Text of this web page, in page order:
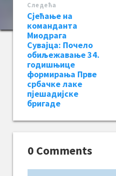
Следећa
Сјећање на
команданта
Миодрага
Сувајца: Почело
обиљежавање 34.
годишњице
формирања Прве
србачке лаке
пјешадијске
бригаде
0 Comments